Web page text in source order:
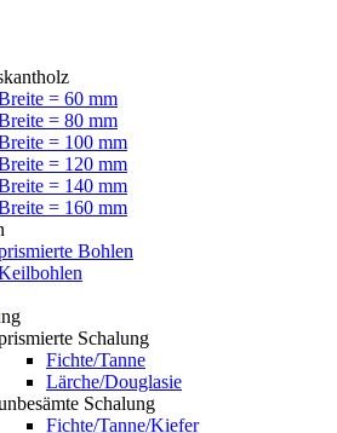
= 60 mm
= 80 mm
= 100 mm
= 120 mm
= 140 mm
= 160 mm
Bohlen
Schalung
Fichte/Tanne
Lärche/Douglasie
Schalung
Fichte/Tanne/Kiefer